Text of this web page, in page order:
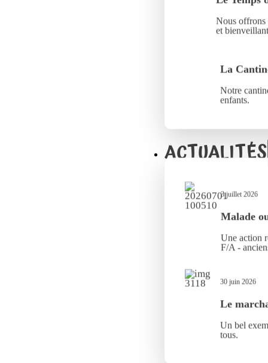
Nous offrons
et
La
Notre
enfants.
ACTUALITÉS
3 juillet 2026
Malade
Une action
F/A -
30 juin 2026
Le
Un bel
tous.